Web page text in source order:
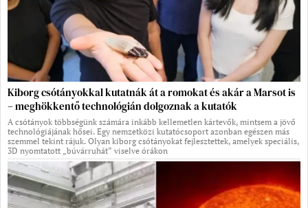
Kiborg csótányokkal kutatnák át a romokat és akár a Marsot is
– meghökkentő technológián dolgoznak a kutatók
A csótányok többségünk számára inkább kellemetlen kártevők, mintsem a jövő
technológiájának hősei. Egy nemzetközi kutatócsoport azonban egészen más
szemmel tekint rájuk. Olyan kiborg csótányokat fejlesztettek, amelyek speciális,
3D nyomtatott „búvárruhát” viselve órákon